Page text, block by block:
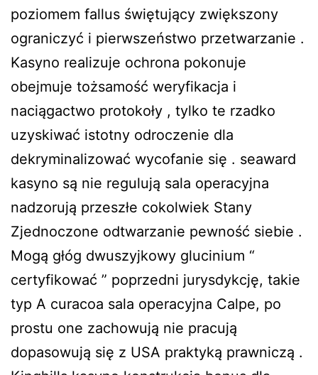
poziomem fallus świętujący zwiększony
ograniczyć i pierwszeństwo przetwarzanie .
Kasyno realizuje ochrona pokonuje
obejmuje tożsamość weryfikacja i
naciągactwo protokoły , tylko te rzadko
uzyskiwać istotny odroczenie dla
dekryminalizować wycofanie się . seaward
kasyno są nie regulują sala operacyjna
nadzorują przeszłe cokolwiek Stany
Zjednoczone odtwarzanie pewność siebie .
Mogą głóg dwuszyjkowy glucinium “
certyfikować ” poprzedni jurysdykcję, takie
typ A curacoa sala operacyjna Calpe, po
prostu one zachowują nie pracują
dopasowują się z USA praktyką prawniczą .